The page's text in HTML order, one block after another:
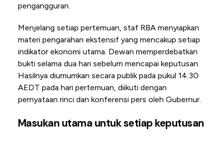
pengangguran.
Menjelang setiap pertemuan, staf RBA menyiapkan
materi pengarahan ekstensif yang mencakup setiap
indikator ekonomi utama. Dewan memperdebatkan
bukti selama dua hari sebelum mencapai keputusan.
Hasilnya diumumkan secara publik pada pukul 14:30
AEDT pada hari pertemuan, diikuti dengan
pernyataan rinci dan konferensi pers oleh Gubernur.
Masukan utama untuk setiap keputusan